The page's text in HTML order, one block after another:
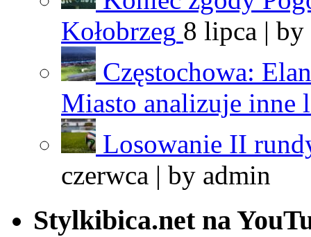
Kołobrzeg 8 lipca | by
Częstochowa:
Miasto analizuje inne
Losowanie II
czerwca | by admin
Stylkibica.net na